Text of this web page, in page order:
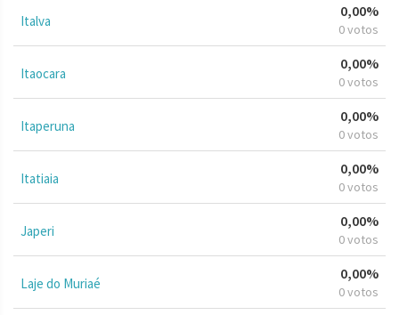
Italva
0,00%
0 votos
Itaocara
0,00%
0 votos
Itaperuna
0,00%
0 votos
Itatiaia
0,00%
0 votos
Japeri
0,00%
0 votos
Laje do Muriaé
0,00%
0 votos